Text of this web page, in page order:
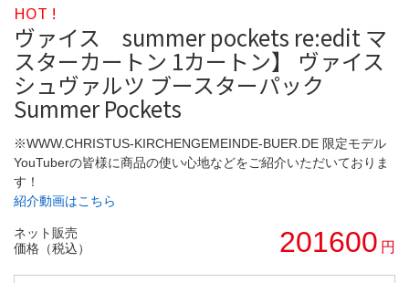
HOT !
ヴァイス summer pockets re:edit マ
スターカートン 1カートン】 ヴァイス
シュヴァルツ ブースターパック
Summer Pockets
※WWW.CHRISTUS-KIRCHENGEMEINDE-BUER.DE 限定モデル
YouTuberの皆様に商品の使い心地などをご紹介いただいておりま
す！
紹介動画はこちら
ネット販売
価格（税込）
201600 円